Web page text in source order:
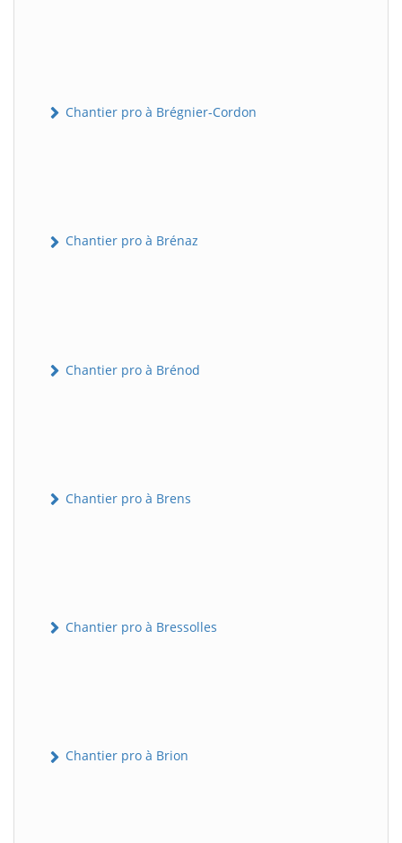
Chantier pro à Brégnier-Cordon
Chantier pro à Brénaz
Chantier pro à Brénod
Chantier pro à Brens
Chantier pro à Bressolles
Chantier pro à Brion